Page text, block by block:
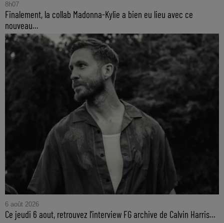
8h07
Finalement, la collab Madonna-Kylie a bien eu lieu avec ce
nouveau...
6 août 2026
Ce jeudi 6 aout, retrouvez l'interview FG archive de Calvin Harris...